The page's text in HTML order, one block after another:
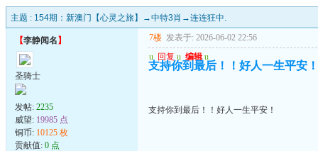
主题 : 154期：新澳门【心灵之旅】→中特3肖→连连狂中.
【李静闻名 】
圣骑士
发帖: 2235
威望: 19985 点
铜币: 10125 枚
贡献值: 0 点
7楼 发表于: 2026-06-02 22:56
u 回复 u 编辑 u
支持你到最后！！好人一生平安！
支持你到最后！！好人一生平安！